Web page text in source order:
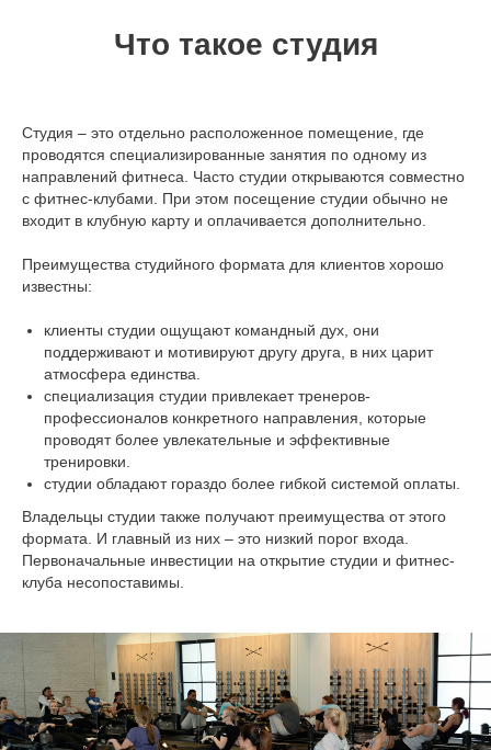
Что такое студия
Студия – это отдельно расположенное помещение, где
проводятся специализированные занятия по одному из
направлений фитнеса. Часто студии открываются совместно
с фитнес-клубами. При этом посещение студии обычно не
входит в клубную карту и оплачивается дополнительно.
Преимущества студийного формата для клиентов хорошо
известны:
клиенты студии ощущают командный дух, они
поддерживают и мотивируют другу друга, в них царит
атмосфера единства.
специализация студии привлекает тренеров-
профессионалов конкретного направления, которые
проводят более увлекательные и эффективные
тренировки.
студии обладают гораздо более гибкой системой оплаты.
Владельцы студии также получают преимущества от этого
формата. И главный из них – это низкий порог входа.
Первоначальные инвестиции на открытие студии и фитнес-
клуба несопоставимы.